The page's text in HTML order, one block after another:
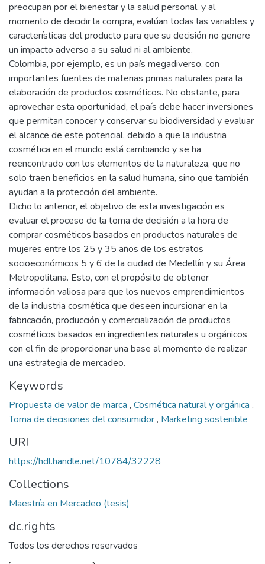
preocupan por el bienestar y la salud personal, y al
momento de decidir la compra, evalúan todas las variables y
características del producto para que su decisión no genere
un impacto adverso a su salud ni al ambiente.
Colombia, por ejemplo, es un país megadiverso, con
importantes fuentes de materias primas naturales para la
elaboración de productos cosméticos. No obstante, para
aprovechar esta oportunidad, el país debe hacer inversiones
que permitan conocer y conservar su biodiversidad y evaluar
el alcance de este potencial, debido a que la industria
cosmética en el mundo está cambiando y se ha
reencontrado con los elementos de la naturaleza, que no
solo traen beneficios en la salud humana, sino que también
ayudan a la protección del ambiente.
Dicho lo anterior, el objetivo de esta investigación es
evaluar el proceso de la toma de decisión a la hora de
comprar cosméticos basados en productos naturales de
mujeres entre los 25 y 35 años de los estratos
socioeconómicos 5 y 6 de la ciudad de Medellín y su Área
Metropolitana. Esto, con el propósito de obtener
información valiosa para que los nuevos emprendimientos
de la industria cosmética que deseen incursionar en la
fabricación, producción y comercialización de productos
cosméticos basados en ingredientes naturales u orgánicos
con el fin de proporcionar una base al momento de realizar
una estrategia de mercadeo.
Keywords
Propuesta de valor de marca , Cosmética natural y orgánica ,
Toma de decisiones del consumidor, Marketing sostenible
URI
https://hdl.handle.net/10784/32228
Collections
Maestría en Mercadeo (tesis)
dc.rights
Todos los derechos reservados